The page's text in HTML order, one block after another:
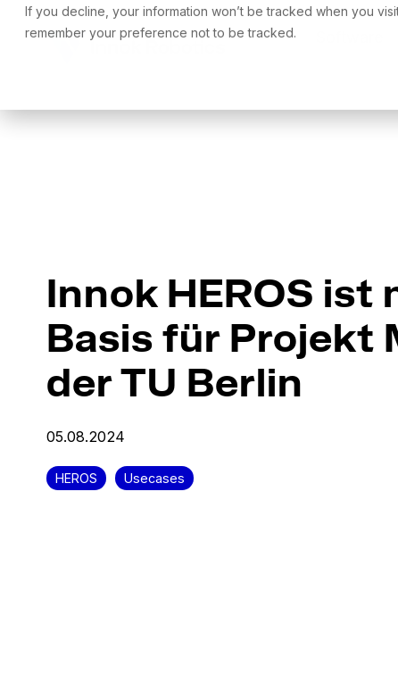
If you decline, your information won’t be tracked when you
remember your preference not to be tracked.
Skip
Innok HEROS ist
Basis für Projekt
der TU Berlin
05.08.2024
HEROS Usecases